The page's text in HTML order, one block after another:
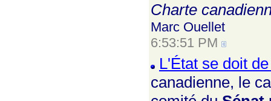
Charte
Marc Ouellet
6:53:51 PM
L'État se doit
canadienne, le